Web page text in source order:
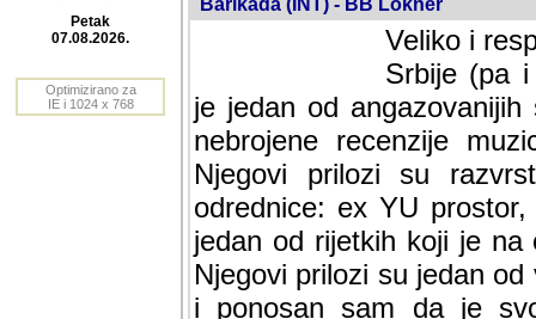
Petak
07.08.2026.
Optimizirano za
IE i 1024 x 768
Barikada (INT) - BB Lokner
Veliko i
Srbije (pa i
jedan od angazovanijih
nebrojene recenzije
Njegovi prilozi su
odrednice: ex YU
jedan od rijetkih koji je
Njegovi prilozi su jedan
i ponosan sam da je